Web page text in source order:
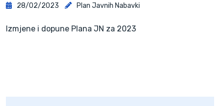
28/02/2023 Plan Javnih Nabavki
Izmjene i dopune Plana JN za 2023